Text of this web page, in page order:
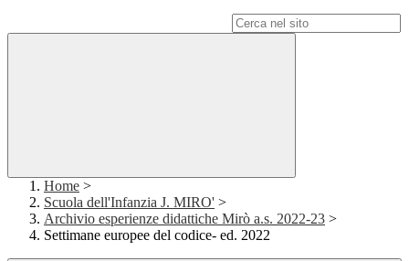
Home >
Scuola dell'Infanzia J. MIRO' >
Archivio esperienze didattiche Mirò a.s. 2022-23 >
Settimane europee del codice- ed. 2022